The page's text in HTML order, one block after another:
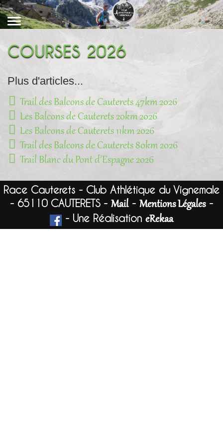
COURSES 2026
Plus d'articles...
Trail des Balcons de Cauterets 47km 2026
Les Balcons de Cauterets 20km 2026
Les Balcons de Cauterets 11km 2026
Trail des Balcons de Cauterets 80km 2026
Trail Blanc du Pont d'Espagne 2026
Race Cauterets - Club Athlétique du Vignemale
- 65110 CAUTERETS - Mail- Mentions Légales-
- Une Réalisation eRekaa